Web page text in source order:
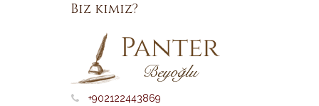
Biz kimiz?
+902122443869